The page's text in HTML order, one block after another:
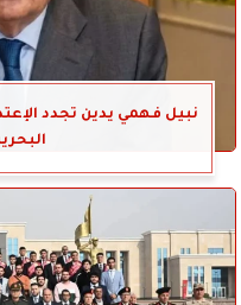
نبيل فهمي يدين تجدد